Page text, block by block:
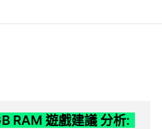
RAM 遊戲建議 分析: